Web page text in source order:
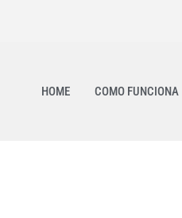
HOME COMO FUNCIONA